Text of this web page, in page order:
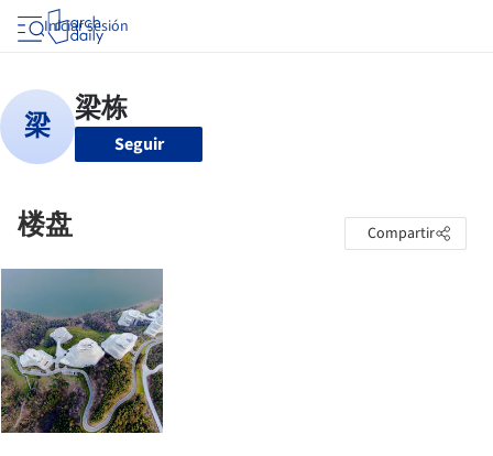
Iniciar sesión
Seguir
楼盘 Compartir